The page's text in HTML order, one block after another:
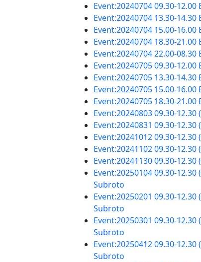
Event:20240704 09.30-12.00
Event:20240704 13.30-
Event:20240704 15.00-
Event:20240704 18.30-
Event:20240704 22.00-
Event:20240705 09.30-
Event:20240705 13.30-
Event:20240705 15.00-
Event:20240705 18.30-
Event:20240803 09.30-
Event:20240831 09.30-
Event:20241012 09.30-
Event:20241102 09.30-
Event:20241130 09.30-
Event:20250104 09.30-
Subroto
Event:20250201 09.30-
Subroto
Event:20250301 09.30-
Subroto
Event:20250412 09.30-
Subroto